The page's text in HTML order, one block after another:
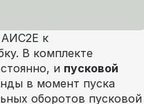
АИС2Е к
В комплекте
и пусковой
в момент пуска
оборотов пусковой